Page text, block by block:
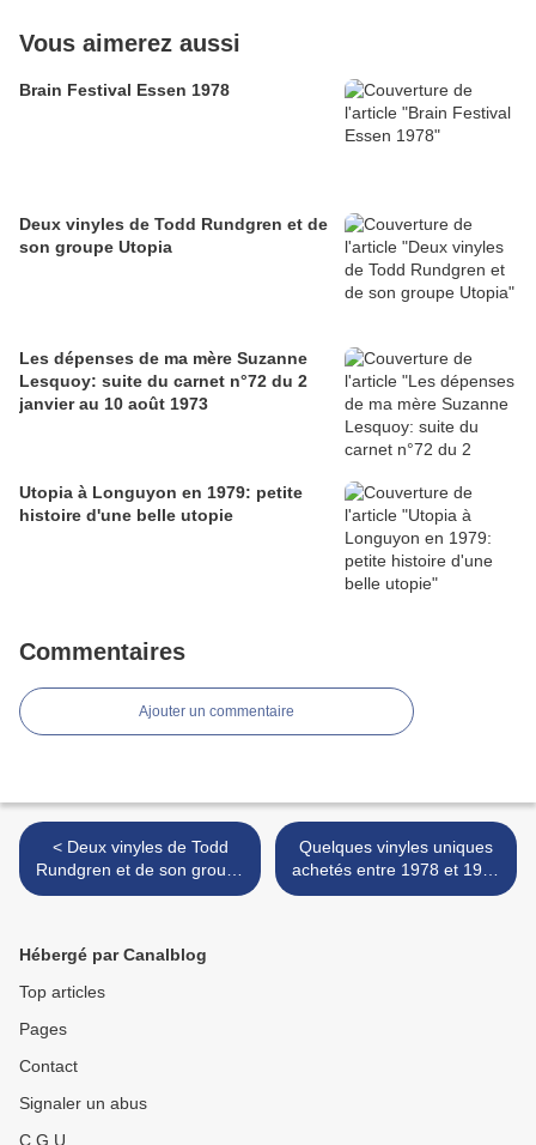
Vous aimerez aussi
Brain Festival Essen 1978
Deux vinyles de Todd Rundgren et de
son groupe Utopia
Les dépenses de ma mère Suzanne
Lesquoy: suite du carnet n°72 du 2
janvier au 10 août 1973
Utopia à Longuyon en 1979: petite
histoire d'une belle utopie
Commentaires
Ajouter un commentaire
< Deux vinyles de Todd
Rundgren et de son groupe
Utopia
Quelques vinyles uniques
achetés entre 1978 et 1982
>
Hébergé par Canalblog
Top articles
Pages
Contact
Signaler un abus
C.G.U.